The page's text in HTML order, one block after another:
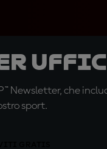
Newsletter, che
sport.